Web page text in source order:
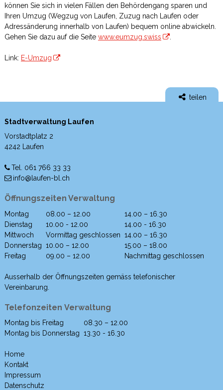
können Sie sich in vielen Fällen den Behördengang sparen und
Ihren Umzug (Wegzug von Laufen, Zuzug nach Laufen oder
Adressänderung innerhalb von Laufen) bequem online abwickeln.
Gehen Sie dazu auf die Seite www.eumzug.swiss .
Link: E-Umzug
teilen
Stadtverwaltung Laufen
Vorstadtplatz 2
4242 Laufen
Tel. 061 766 33 33
info@laufen-bl.ch
Öffnungszeiten Verwaltung
Wochentag Morgen Nachmittag
Montag 08.00 – 12.00
14.00 – 16.30
Dienstag
10.00 - 12.00
14.00 - 16.30
Mittwoch
Vormittag geschlossen 14.00 – 16.30
Donnerstag 10.00 – 12.00
15.00 – 18.00
Freitag
09.00 – 12.00 Nachmittag geschlossen
Ausserhalb der Öffnungszeiten gemäss telefonischer
Vereinbarung.
Telefonzeiten Verwaltung
Wochentag Morgen Nachmittag
Montag bis Freitag
08.30 – 12.00
Montag bis Donnerstag 13.30 - 16.30
Home
Kontakt
Impressum
Datenschutz